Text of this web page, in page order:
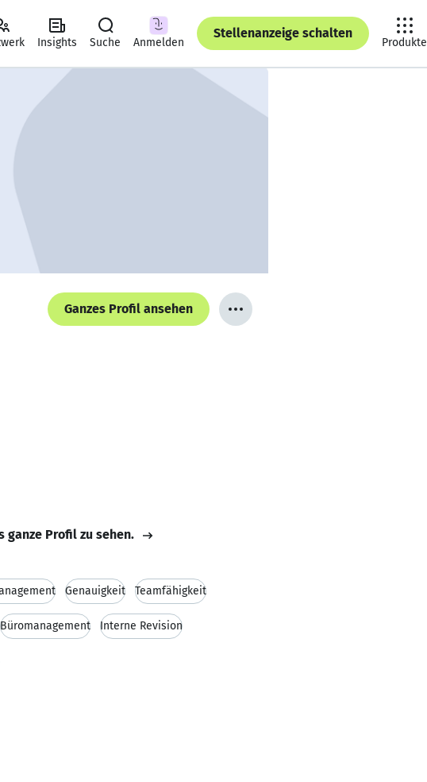
Insights Suche Anmelden
Stellenanzeige schalten
Produkte
Ganzes Profil ansehen
ganze Profil zu sehen.
Genauigkeit Teamfähigkeit
Büromanagement Interne Revision